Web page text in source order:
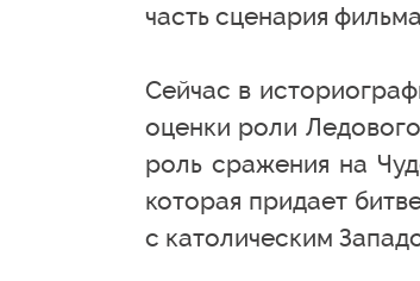
часть сценария
Сейчас в
оценки роли
роль сражения на
которая придает
с католическим